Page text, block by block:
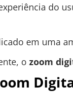
do
em uma
o zoom